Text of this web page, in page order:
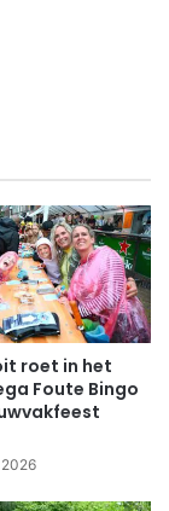
roet in het
Foute Bingo